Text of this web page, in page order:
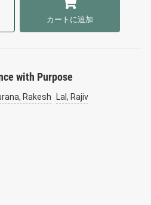
カートに追加
with Purpose
Rakesh
Lal, Rajiv